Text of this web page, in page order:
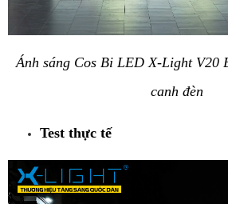
Ánh sáng Cos Bi LED X-Light V20
canh đèn
Test thực tế